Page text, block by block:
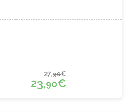
27,90€
23,90€